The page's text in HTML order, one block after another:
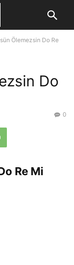
Ölemezsin Do Re
Do
0
Re Mi